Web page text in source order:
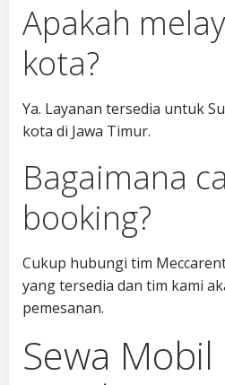
Apakah
kota?
Ya. Layanan tersedia untuk
kota di Jawa Timur.
Bagaimana
booking?
Cukup hubungi tim
yang tersedia dan tim kami
pemesanan.
Sewa Mobil